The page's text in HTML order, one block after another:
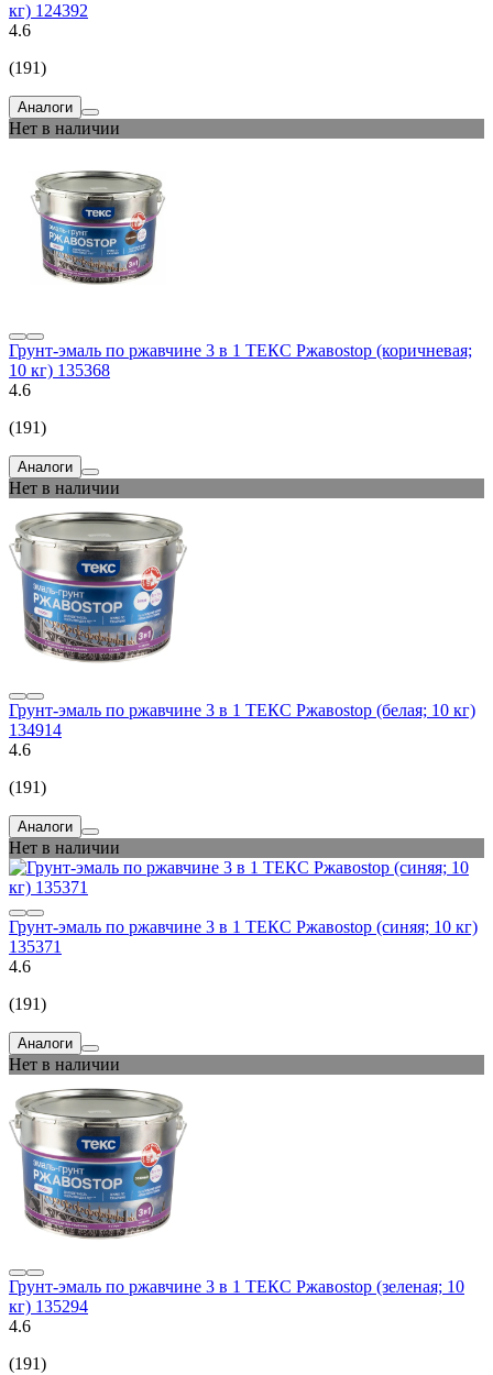
кг) 124392
4.6
(191)
Аналоги
Нет в наличии
Грунт-эмаль по ржавчине 3 в 1 ТЕКС Ржавоstop (коричневая;
10 кг) 135368
4.6
(191)
Аналоги
Нет в наличии
Грунт-эмаль по ржавчине 3 в 1 ТЕКС Ржавоstop (белая; 10 кг)
134914
4.6
(191)
Аналоги
Нет в наличии
Грунт-эмаль по ржавчине 3 в 1 ТЕКС Ржавоstop (синяя; 10 кг)
135371
4.6
(191)
Аналоги
Нет в наличии
Грунт-эмаль по ржавчине 3 в 1 ТЕКС Ржавоstop (зеленая; 10
кг) 135294
4.6
(191)